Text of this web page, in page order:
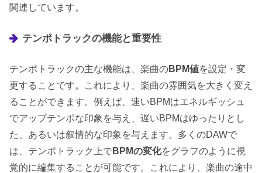
関連しています。
テンポトラックの機能と重要性
テンポトラックの主な機能は、楽曲のBPM値を設定・変
更することです。これにより、楽曲の雰囲気を大きく変え
ることができます。例えば、速いBPMはエネルギッシュ
でアップテンポな印象を与え、遅いBPMはゆったりとし
た、あるいは叙情的な印象を与えます。多くのDAWで
は、テンポトラック上でBPMの変化をグラフのように視
覚的に編集することが可能です。これにより、楽曲の途中